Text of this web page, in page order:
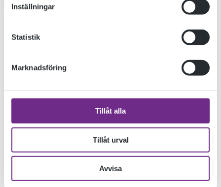
Inställningar
Statistik
Marknadsföring
Tillåt alla
Tillåt urval
Avvisa
FÖRDJUPA DIG PÅ EN PROFILKURS
På Ölands folkhögskola finns åtta estetiska och konstnärliga
profilkurser för dig som vill utbilda dig inom bild, design,
profilkurserna ges på distans. Vi har också en kurs i
byggnadsvård som ges på Capellagården och seniorkurser
med olika inriktningar.
Alla våra lärare är själva verksamma inom sina
yrkesområden. Du tillbringar alltså dagarna tillsammans med
konstnärer, filmare, författare och musiker som också är